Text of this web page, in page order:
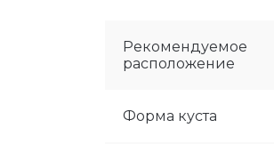
Рекомендуемое
расположение
Форма куста